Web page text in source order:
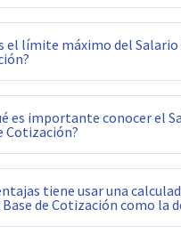
el límite máximo del Salario
es importante conocer el
Cotización?
tiene usar una
de Cotización como la